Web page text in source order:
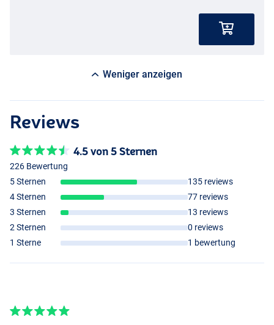
Weniger anzeigen
Reviews
4.5 von 5 Sternen
226 Bewertung
5 Sternen
135 reviews
4 Sternen
77 reviews
3 Sternen
13 reviews
2 Sternen
0 reviews
1 Sterne
1 bewertung